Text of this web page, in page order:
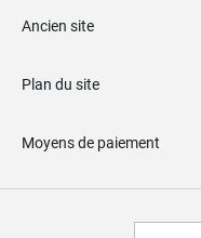
Ancien site
Plan du site
Moyens de paiement